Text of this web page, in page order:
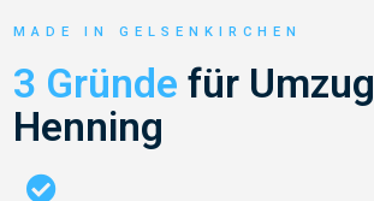
MADE IN GELSENKIRCHEN
3 Gründe für Umzug
Henning